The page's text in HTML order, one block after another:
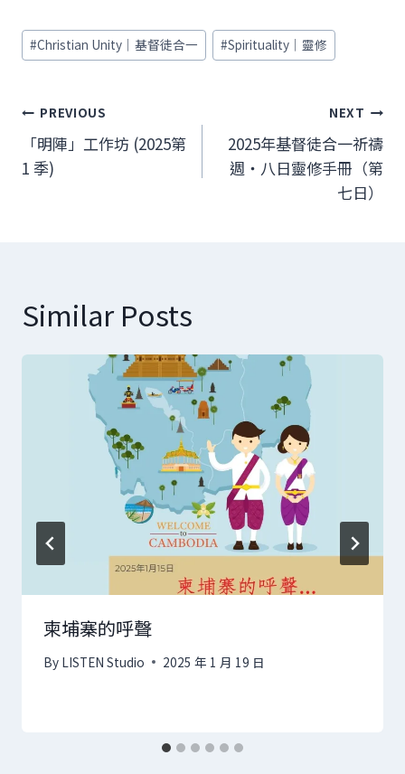
Post
Tags:
#Christian Unity｜基督徒合一 #Spirituality｜靈修
文
章
導
PREVIOUS
「明陣」工作坊 (2025第
1 季)
NEXT
2025年基督徒合一祈禱
週‧八日靈修手冊（第
七日）
Similar Posts
柬埔寨的呼聲
By LISTEN Studio 2025 年 1 月 19 日